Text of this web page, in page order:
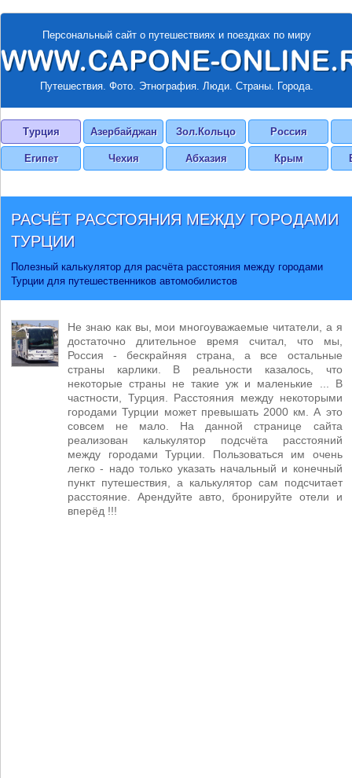
Персональный сайт о путешествиях и поездках по миру
Путешествия. Фото. Этнография. Люди. Страны. Города.
Турция Азербайджан Зол.Кольцо Россия
Египет Чехия Абхазия Крым
РАСЧЁТ РАССТОЯНИЯ МЕЖДУ ГОРОДАМИ
ТУРЦИИ
Полезный калькулятор для расчёта расстояния между городами
Турции для путешественников автомобилистов
Не знаю как вы, мои многоуважаемые читатели, а я
достаточно длительное время считал, что мы,
Россия - бескрайняя страна, а все остальные
страны карлики. В реальности казалось, что
некоторые страны не такие уж и маленькие ... В
частности, Турция. Расстояния между некоторыми
городами Турции может превышать 2000 км. А это
совсем не мало. На данной странице сайта
реализован калькулятор подсчёта расстояний
между городами Турции. Пользоваться им очень
легко - надо только указать начальный и конечный
пункт путешествия, а калькулятор сам подсчитает
расстояние. Арендуйте авто, бронируйте отели и
вперёд !!!